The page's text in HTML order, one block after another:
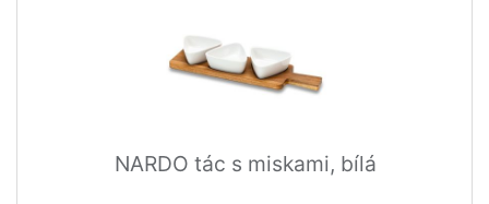
NARDO tác s miskami, bílá